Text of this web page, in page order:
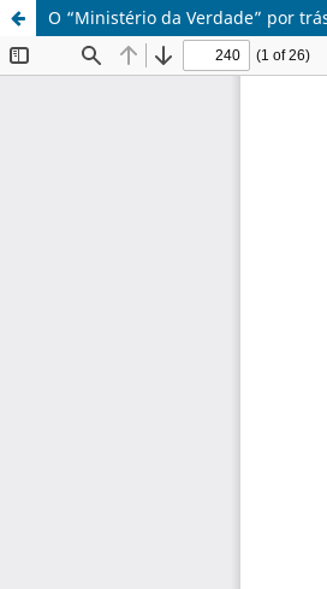
O “Ministério da Verdade” por